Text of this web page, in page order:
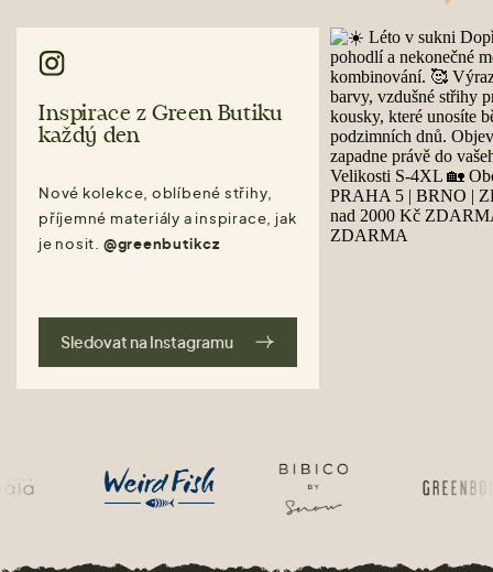
Inspirace z Green Butiku
každý den
Nové kolekce, oblíbené střihy,
příjemné materiály a inspirace, jak
je nosit. @greenbutikcz
Sledovat na Instagramu